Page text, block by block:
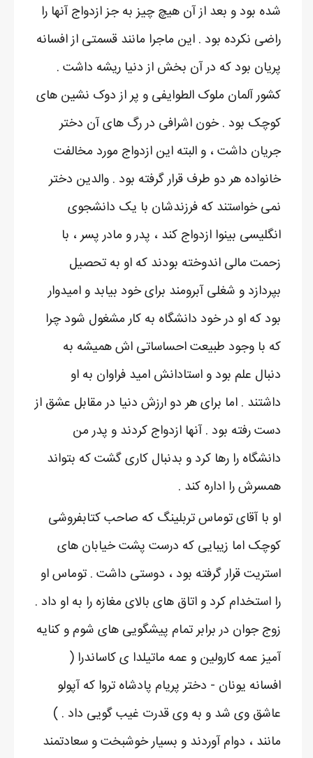
شده بود و بعد از آن هیچ چیز به جز ازدواج آنها را
راضی نکرده بود . این ماجرا مانند قسمتی از افسانه
پریان بود که در آن بخش از دنیا ریشه داشت .
کشور آلمان ملوک الطوایفی و پر از دوک نشین های
کوچک بود . خون اشرافی در رگ های آن دختر
جریان داشت ، و البته این ازدواج مورد مخالفت
خانواده هر دو طرف قرار گرفته بود . والدین دختر
نمی خواستند که فرزندشان با یک دانشجوی
انگلیسی بینوا ازدواج کند ، پدر و مادر پسر ، با
زحمت مالی اندوخته بودند که او به تحصیل
بپردازد و شغلی آبرومند برای خود بیابد و امیدوار
بود که او در خود دانشگاه به کار مشغول شود چرا
که با وجود طبیعت احساساتی اش همیشه به
دنبال علم بود و استادانش امید فراوان به او
داشتند . اما برای هر دو ارزش دنیا در مقابل عشق از
دست رفته بود . آنها ازدواج کردند و پدر من
دانشگاه را رها کرد و بدنبال کاری گشت که بتواند
همسرش را اداره کند .
او با آقای توماس تربلینگ که صاحب کتابفروشی
کوچک اما زیبایی که درست پشت خیابان های
استریت قرار گرفته بود ، دوستی داشت . توماس او
را استخدام کرد و اتاق های بالای مغازه را به او داد .
زوج جوان در برابر تمام پیشگویی های شوم و کنایه
آمیز عمه کارولین و عمه ماتیلدا ی کاساندرا (
افسانه یونان - دختر پریام پادشاه تروا که آپولو
عاشق وی شد و به وی قدرت غیب گویی داد . )
مانند ، دوام آوردند و بسیار خوشبخت و سعادتمند